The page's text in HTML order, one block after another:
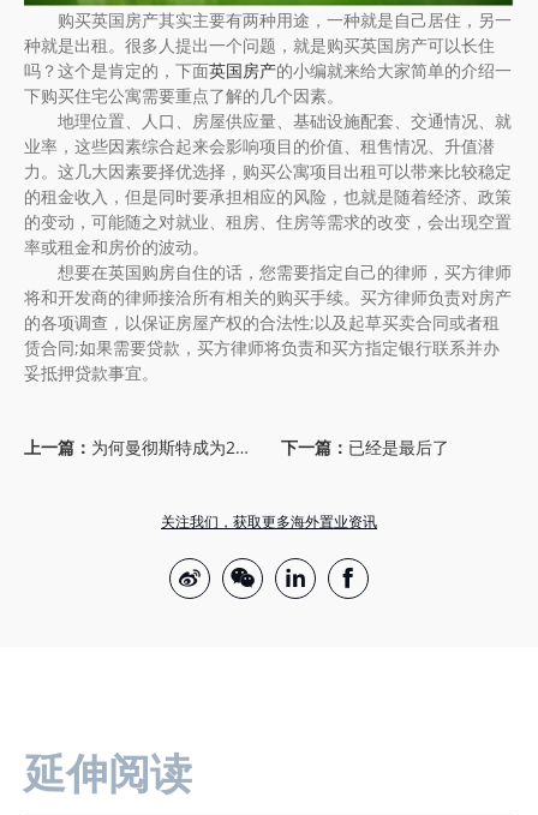
购买英国房产其实主要有两种用途，一种就是自己居住，另一
种就是出租。很多人提出一个问题，就是购买英国房产可以长住
吗？这个是肯定的，下面英国房产的小编就来给大家简单的介绍一
下购买住宅公寓需要重点了解的几个因素。
地理位置、人口、房屋供应量、基础设施配套、交通情况、就
业率，这些因素综合起来会影响项目的价值、租售情况、升值潜
力。这几大因素要择优选择，购买公寓项目出租可以带来比较稳定
的租金收入，但是同时要承担相应的风险，也就是随着经济、政策
的变动，可能随之对就业、租房、住房等需求的改变，会出现空置
率或租金和房价的波动。
想要在英国购房自住的话，您需要指定自己的律师，买方律师
将和开发商的律师接洽所有相关的购买手续。买方律师负责对房产
的各项调查，以保证房屋产权的合法性;以及起草买卖合同或者租
赁合同;如果需要贷款，买方律师将负责和买方指定银行联系并办
妥抵押贷款事宜。
上一篇： 为何曼彻斯特成为2023年英国置业热点？ 下一篇： 已经是最后了
关注我们，获取更多海外置业资讯
延伸阅读